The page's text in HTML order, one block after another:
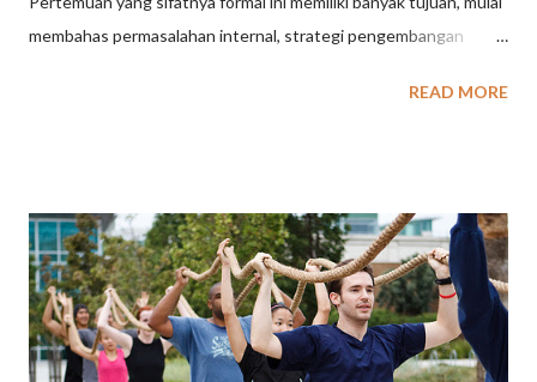
membahas permasalahan internal, strategi pengembangan
koordinasi dengan pihak ketiga. Agar kegiatan meeting ini dapat
diselesaikan. Apalagi apabila setiap bagian membuat daftar / list
permasalahan yang harus dikoordinasikan. Pasti akan sangat
banyak sekali dan memang penting untuk dilakukan meeting.
PAKET MEETING DENGAN KONSEP OUTING Kegiatan
meeting reguler yang biasanya dilakukan harian atau mingguan,
READ MORE